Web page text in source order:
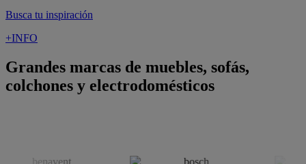
Busca tu inspiración
+INFO
Grandes marcas de muebles, sofás,
colchones y electrodomésticos